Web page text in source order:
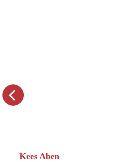
Kees Aben